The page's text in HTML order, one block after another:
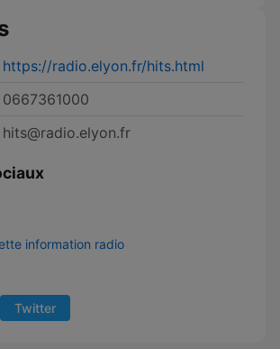
https://radio.elyon.fr/hits.html
0667361000
hits@radio.elyon.fr
information radio
Twitter